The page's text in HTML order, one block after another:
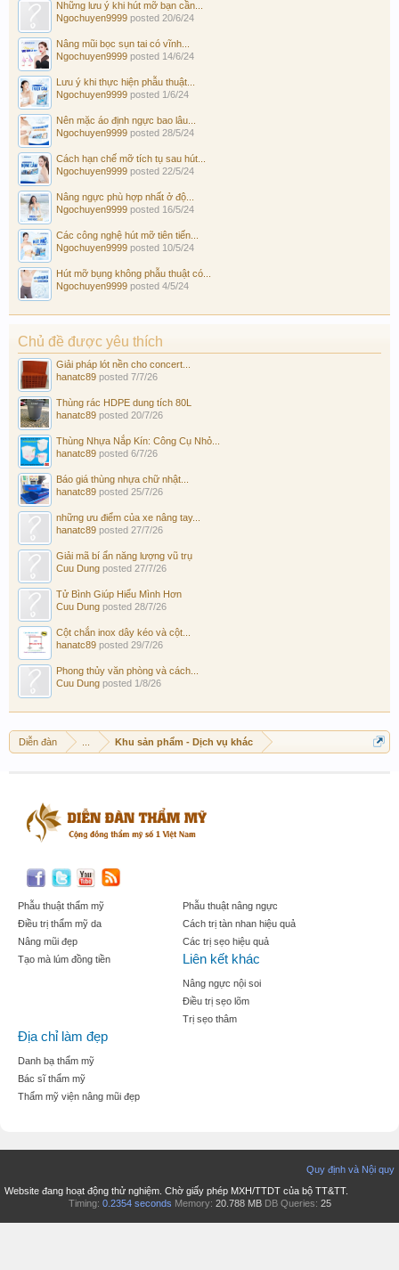
Những lưu ý khi hút mỡ bạn cần...
Ngochuyen9999 posted 20/6/24
Nâng mũi bọc sụn tai có vĩnh...
Ngochuyen9999 posted 14/6/24
Lưu ý khi thực hiện phẫu thuật...
Ngochuyen9999 posted 1/6/24
Nên mặc áo định ngực bao lâu...
Ngochuyen9999 posted 28/5/24
Cách hạn chế mỡ tích tụ sau hút...
Ngochuyen9999 posted 22/5/24
Nâng ngực phù hợp nhất ở độ...
Ngochuyen9999 posted 16/5/24
Các công nghệ hút mỡ tiên tiến...
Ngochuyen9999 posted 10/5/24
Hút mỡ bụng không phẫu thuật có...
Ngochuyen9999 posted 4/5/24
Chủ đề được yêu thích
Giải pháp lót nền cho concert...
hanatc89 posted 7/7/26
Thùng rác HDPE dung tích 80L
hanatc89 posted 20/7/26
Thùng Nhựa Nắp Kín: Công Cụ Nhỏ...
hanatc89 posted 6/7/26
Báo giá thùng nhựa chữ nhật...
hanatc89 posted 25/7/26
những ưu điểm của xe nâng tay...
hanatc89 posted 27/7/26
Giải mã bí ẩn năng lượng vũ trụ
Cuu Dung posted 27/7/26
Tử Bình Giúp Hiểu Mình Hơn
Cuu Dung posted 28/7/26
Cột chắn inox dây kéo và cột...
hanatc89 posted 29/7/26
Phong thủy văn phòng và cách...
Cuu Dung posted 1/8/26
Diễn đàn Khu sản phẩm - Dịch vụ khác
Phẫu thuật thẩm mỹ
Điều trị thẩm mỹ da
Nâng mũi đẹp
Tạo mà lúm đồng tiền
Phẫu thuật nâng ngực
Cách trị tàn nhan hiệu quả
Các trị sẹo hiệu quả
Liên kết khác
Nâng ngực nội soi
Điều trị sẹo lõm
Trị sẹo thâm
Địa chỉ làm đẹp
Danh bạ thẩm mỹ
Bác sĩ thẩm mỹ
Thẩm mỹ viện nâng mũi đẹp
Quy định và Nội quy
Website đang hoạt động thử nghiệm. Chờ giấy phép MXH/TTDT của bộ TT&TT.
Timing: 0.2354 seconds Memory: 20.788 MB DB Queries: 25